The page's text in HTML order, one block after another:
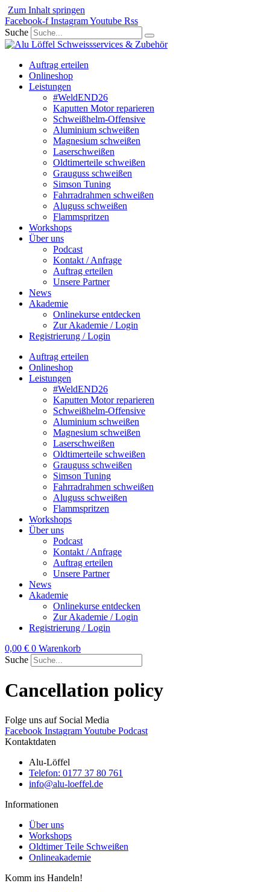
Zum Inhalt springen
Facebook-f InstagramYoutube Rss
Suche
Auftrag erteilen
Onlineshop
Leistungen
#WeldEND26
Kaputten Motor reparieren
Schweißhelm-Offensive
Aluminium schweißen
Magnesium schweißen
Laserschweißen
Oldtimerteile schweißen
Grauguss schweißen
Simson Tuning
Fahrradrahmen schweißen
Aluguss schweißen
Flammspritzen
Workshops
Über uns
Podcast
Kontakt / Anfrage
Auftrag erteilen
Unsere Partner
News
Akademie
Onlinekurse entdecken
Zur Akademie / Login
Registrierung / Login
Auftrag erteilen
Onlineshop
Leistungen
#WeldEND26
Kaputten Motor reparieren
Schweißhelm-Offensive
Aluminium schweißen
Magnesium schweißen
Laserschweißen
Oldtimerteile schweißen
Grauguss schweißen
Simson Tuning
Fahrradrahmen schweißen
Aluguss schweißen
Flammspritzen
Workshops
Über uns
Podcast
Kontakt / Anfrage
Auftrag erteilen
Unsere Partner
News
Akademie
Onlinekurse entdecken
Zur Akademie / Login
Registrierung / Login
0,00 € 0 Warenkorb
Suche
Cancellation policy
Folge uns auf Social Media
Facebook InstagramYoutube Podcast
Kontaktdaten
Alu-Löffel
Telefon: 0177 37 80 761
info@alu-loeffel.de
Informationen
Über uns
Workshops
Oldtimer Teile Schweißen
Onlineakademie
Komm ins Handeln!